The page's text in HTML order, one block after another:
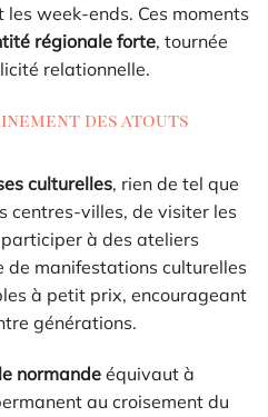
week-ends. Ces moments
régionale forte, tournée
relationnelle.
des atouts
culturelles, rien de tel que
centres-villes, de visiter les
à des ateliers
de manifestations culturelles
à petit prix, encourageant
générations.
normandeéquivaut à
au croisement du